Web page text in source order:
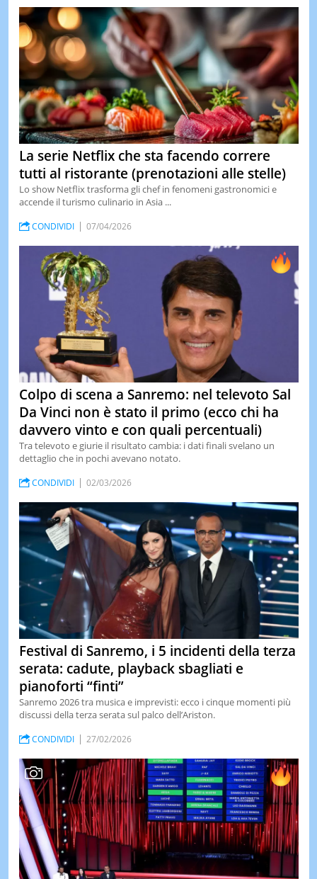
La serie Netflix che sta facendo correre
tutti al ristorante (prenotazioni alle stelle)
Lo show Netflix trasforma gli chef in fenomeni gastronomici e
accende il turismo culinario in Asia ...
CONDIVIDI 07/04/2026
Colpo di scena a Sanremo: nel televoto Sal
Da Vinci non è stato il primo (ecco chi ha
davvero vinto e con quali percentuali)
Tra televoto e giurie il risultato cambia: i dati finali svelano un
dettaglio che in pochi avevano notato.
CONDIVIDI 02/03/2026
Festival di Sanremo, i 5 incidenti della terza
serata: cadute, playback sbagliati e
pianoforti “finti”
Sanremo 2026 tra musica e imprevisti: ecco i cinque momenti più
discussi della terza serata sul palco dell’Ariston.
CONDIVIDI 27/02/2026